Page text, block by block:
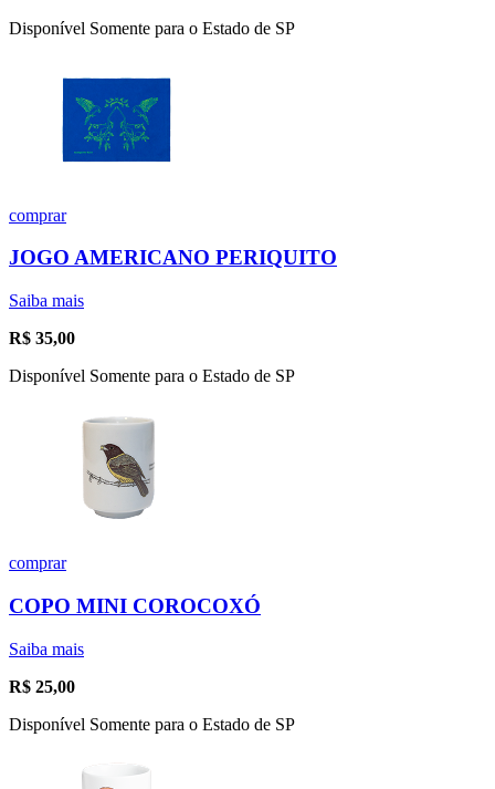
Disponível Somente para o Estado de SP
comprar
JOGO AMERICANO PERIQUITO
Saiba mais
R$ 35,00
Disponível Somente para o Estado de SP
comprar
COPO MINI COROCOXÓ
Saiba mais
R$ 25,00
Disponível Somente para o Estado de SP